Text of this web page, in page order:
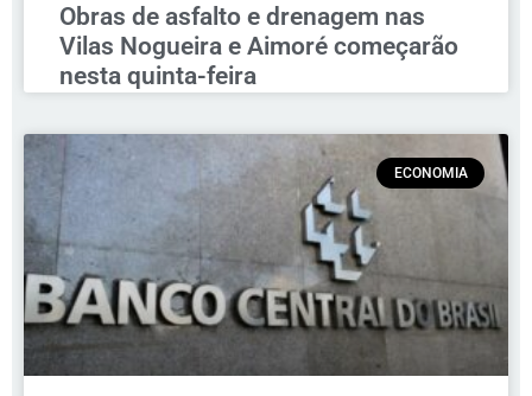
Obras de asfalto e drenagem nas
Vilas Nogueira e Aimoré começarão
nesta quinta-feira
ECONOMIA